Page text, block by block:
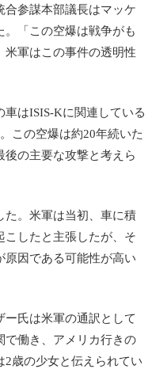
合参謀本部議長はマッケ
。「この空爆は戦争がも
米軍はこの事件の透明性
はISIS-Kに関連している
この空爆は約20年続いた
の主要な攻撃と考えら
た。米軍は当初、車に積
こしたと主張したが、そ
原因である可能性が高い
氏は米軍の通訳として
で働き、アメリカ行きの
2歳の少女と伝えられてい